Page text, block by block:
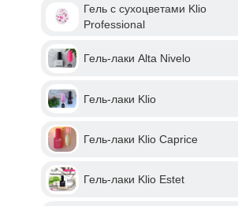
Гель с сухоцветами Klio
Professional
Гель-лаки Alta Nivelo
Гель-лаки Klio
Гель-лаки Klio Caprice
Гель-лаки Klio Estet